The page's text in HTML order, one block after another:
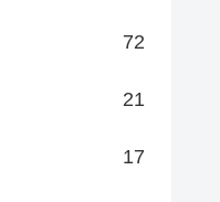
72
21
17